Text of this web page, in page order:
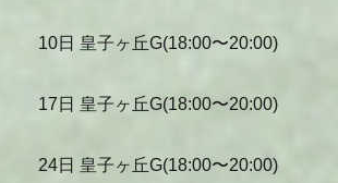
10日 皇子ヶ丘G(18:00〜20:00)
17日 皇子ヶ丘G(18:00〜20:00)
24日 皇子ヶ丘G(18:00〜20:00)